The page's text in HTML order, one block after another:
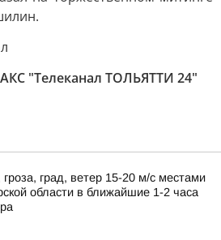
"Телеканал ТОЛЬЯТТИ 24"
град, ветер 15-20 м/с местами
области в ближайшие 1-2 часа